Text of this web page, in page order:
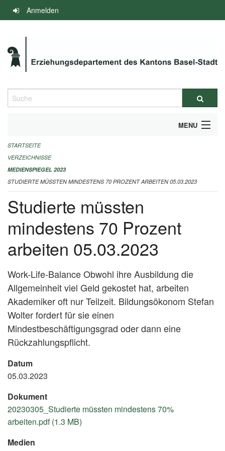
Navigation
überspringen
Anmelden
Suche
MENU
INFOS ZUM ED-MEDIENSPIEGEL
IMPRESSUM
STARTSEITE
VERZEICHNISSE
MEDIENSPIEGEL 2023
STUDIERTE MÜSSTEN MINDESTENS 70 PROZENT ARBEITEN 05.03.2023
Studierte müssten
mindestens 70 Prozent
arbeiten 05.03.2023
Work-Life-Balance Obwohl ihre Ausbildung die
Allgemeinheit viel Geld gekostet hat, arbeiten
Akademiker oft nur Teilzeit. Bildungsökonom Stefan
Wolter fordert für sie einen
Mindestbeschäftigungsgrad oder dann eine
Rückzahlungspflicht.
Datum
05.03.2023
Dokument
20230305_Studierte müssten mindestens 70%
arbeiten.pdf (1.3 MB)
Medien